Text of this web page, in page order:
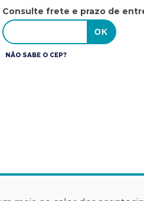
Consulte frete e prazo de
NÃO SABE O CEP?